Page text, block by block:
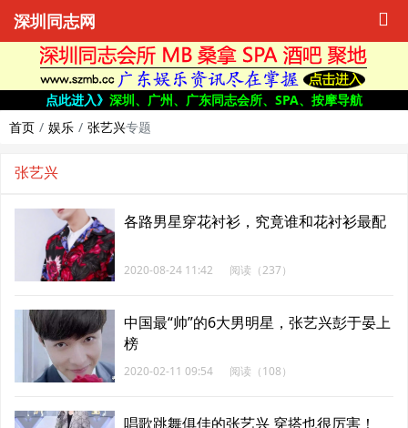
深圳同志网
点此进入》 深圳、广州、广东同志会所、SPA、按摩导航
首页
娱乐 张艺兴专题
张艺兴
各路男星穿花衬衫，究竟谁和花衬衫最配
2020-08-24 11:42 阅读（237）
中国最“帅”的6大男明星，张艺兴彭于晏上
榜
2020-02-11 09:54 阅读（108）
唱歌跳舞俱佳的张艺兴 穿搭也很厉害！